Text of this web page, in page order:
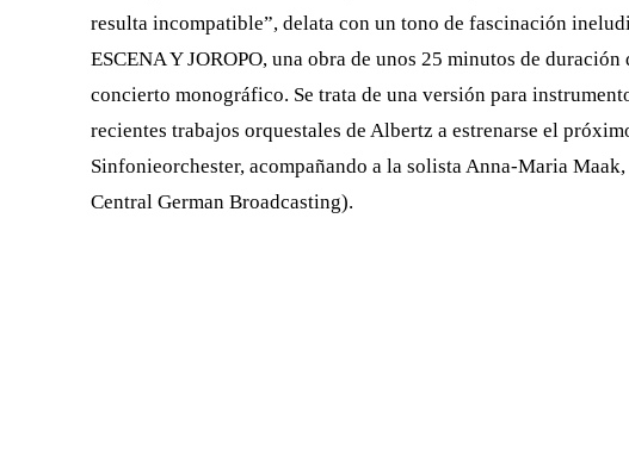
resulta incompatible”, delata con un tono de fascinación
ESCENA Y JOROPO, una obra de unos 25 minutos de
concierto monográfico. Se trata de una versión para
recientes trabajos orquestales de Albertz a estrenarse el
Sinfonieorchester, acompañando a la solista Anna-Maria
Central German Broadcasting).